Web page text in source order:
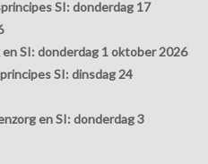
SI: donderdag 17
SI: donderdag 1 oktober 2026
SI: dinsdag 24
en SI: donderdag 3